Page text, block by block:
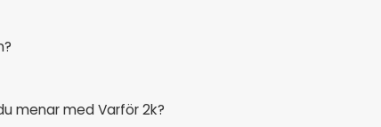
menar med Varför 2k?